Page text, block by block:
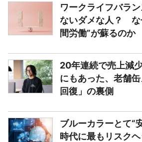
ワークライフバラ
ないダメな人？ な
間労働”が蘇るのか
20年連続で売上減
にもあった、老舗
回復」の裏側
ブルーカラーとて
時代に最もリスク